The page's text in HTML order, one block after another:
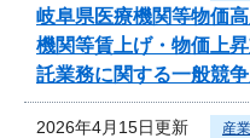
岐阜県医療機関等物価
機関等賃上げ・物価上
託業務に関する一般競
2026年4月15日更新 産